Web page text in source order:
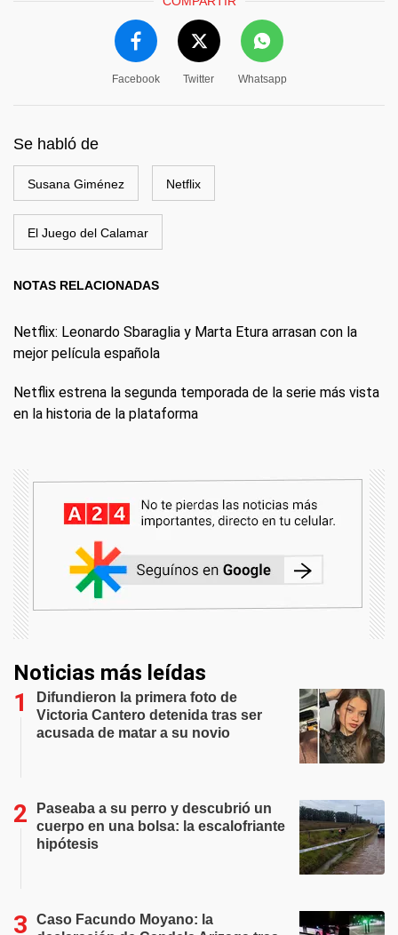
Facebook Twitter Whatsapp
Se habló de
Susana Giménez Netflix
El Juego del Calamar
NOTAS RELACIONADAS
Netflix: Leonardo Sbaraglia y Marta Etura arrasan con la
mejor película española
Netflix estrena la segunda temporada de la serie más vista
en la historia de la plataforma
Noticias más leídas
Difundieron la primera foto de
Victoria Cantero detenida tras ser
acusada de matar a su novio
Paseaba a su perro y descubrió un
cuerpo en una bolsa: la escalofriante
hipótesis
Caso Facundo Moyano: la